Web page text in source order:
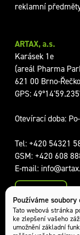
Používáme soubory
Tato webová stránka
ke zlepšení vašeho
umožnění základní
Sociální sítě:
ARTAX, a.s.
Karásek 1e
(areál Pharma
621 00 Brno-
GPS:
Otevírací doba:
Tel: +420 54321
GSM: +420 608
E-mail:
Kontakty
reklamní